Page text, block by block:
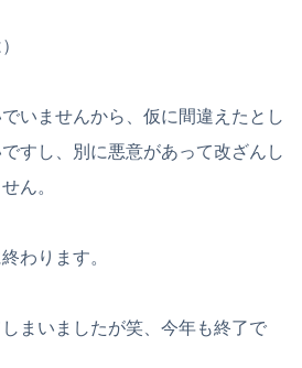
いませんから、仮に間違えたとし
すし、別に悪意があって改ざんし
ん。
わります。
まいましたが笑、今年も終了で